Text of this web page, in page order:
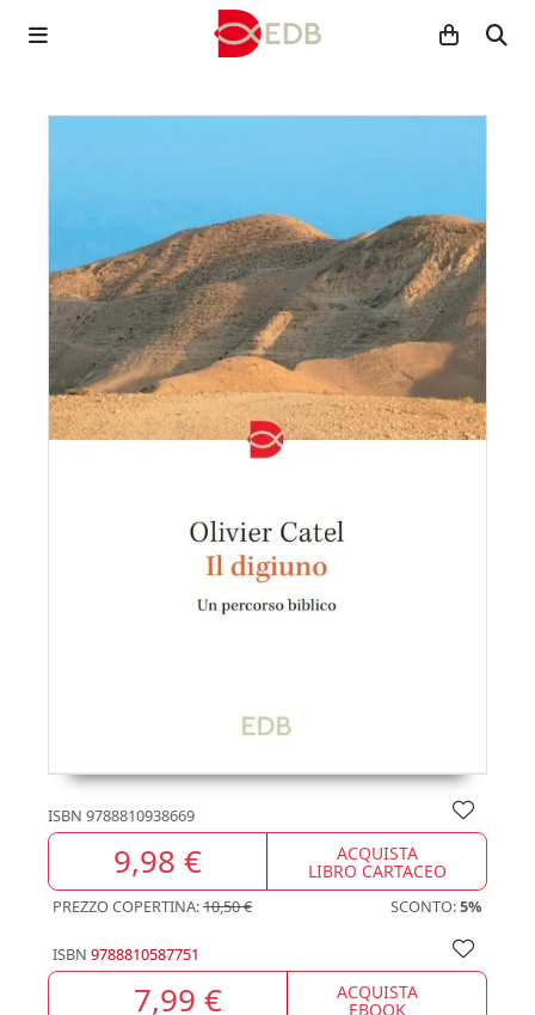
ISBN 9788810938669
9,98 € ACQUISTA
LIBRO CARTACEO
PREZZO COPERTINA:10,50 € SCONTO:5%
ISBN 9788810587751
7,99 € ACQUISTA
EBOOK